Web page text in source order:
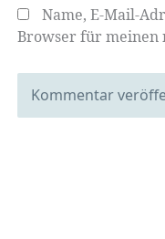
Name, E-Mail-
Browser für meinen